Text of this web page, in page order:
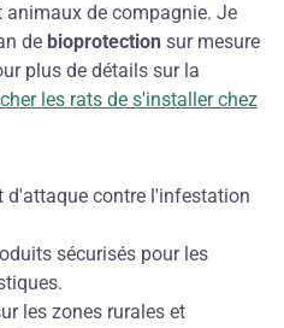
animaux de compagnie. Je
de bioprotection sur mesure
plus de détails sur la
les rats de s'installer chez
d'attaque contre l'infestation
sécurisés pour les
les zones rurales et